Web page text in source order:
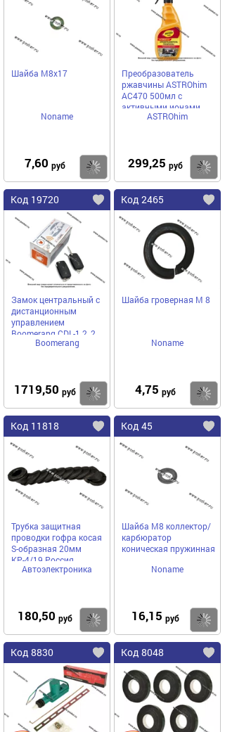
Шайба М8х17
Noname
7,60 руб Купить
Преобразователь
ржавчины ASTROhim
AC470 500мл с
активными ионами
цинка триггер
ASTROhim
299,25 руб
Код 19720
Замок центральный с
дистанционным
управлением
Boomerang CDL-1.2, 2
брелока под ключ
Boomerang
1719,50 руб Купить
Код 2465
Шайба гроверная М 8
Noname
4,75 руб
Код 11818
Трубка защитная
проводки гофра косая
S-образная 20мм
КР-4/19 Россия
АВТОЭЛЕКТРОНИКА
Автоэлектроника
180,50 руб Купить
Код 45
Шайба М8 коллектор/
карбюратор
коническая пружинная
Noname
16,15 руб
Код 8830 Код 8048